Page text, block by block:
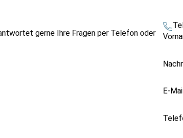
gerne Ihre Fragen per Telefon oder
E-